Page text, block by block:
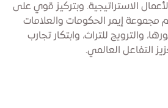
الاستراتيجية. وبتركيز قوي على
مجموعة إيمر الحكومات والعلامات
والترويج للتراث، وابتكار تجارب
التفاعل العالمي.